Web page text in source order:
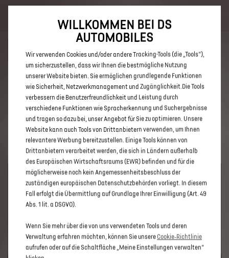
Hybride. Mehr erfahren >>
ENTDECKEN SIE ALLE DS 3 UND
DS 3 CROSSBACK NEUWAGEN
MIT BENZIN / MILD-HYBRID
ANTRIEB IN KREFELD
UM DIESE GOOGLE MAPS-KARTE ANZUZEIGEN, AKZEPTIEREN
WILLKOMMEN BEI DS
AUTOMOBILES
Wir verwenden Cookies und/oder andere Tracking-Tools (die „Tools“),
um sicherzustellen, dass wir Ihnen die bestmögliche Nutzung
unserer Website bieten. Sie ermöglichen grundlegende Funktionen
wie Sicherheit, Netzwerkmanagement und Zugänglichkeit.Die Tools
verbessern die Benutzerfreundlichkeit und Leistung durch
verschiedene Funktionen wie Spracherkennung und Suchergebnisse
und tragen so dazu bei, unser Angebot für Sie zu optimieren. Unsere
Website kann auch Tools von Drittanbietern verwenden, um Ihnen
relevantere Werbung bereitzustellen. Einige Tools können von
Drittanbietern verarbeitet werden, die sich in Ländern außerhalb
des Europäischen Wirtschaftsraums (EWR) befinden und für die
möglicherweise noch kein Angemessenheitsbeschluss der
zuständigen europäischen Datenschutzbehörden vorliegt. In diesem
Fall erfolgt die Übermittlung auf Grundlage Ihrer Einwilligung (Art. 49
Abs. 1 lit. a DSGVO).
Wenn Sie mehr über die von uns verwendeten Tools und deren
Verwaltung erfahren möchten, können Sie unsere Cookie‑Richtlinie
aufrufen oder auf die Schaltfläche „Meine Einstellungen verwalten“